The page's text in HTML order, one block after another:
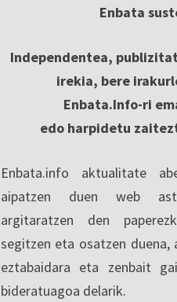
Enbata
Independentea,
irekia, bere
Enbata.Info-ri
edo harpidetu
Enbata.info aktualitate
aipatzen duen web
argitaratzen den
segitzen eta osatzen duena,
eztabaidara eta zenbait
bideratuagoa delarik.